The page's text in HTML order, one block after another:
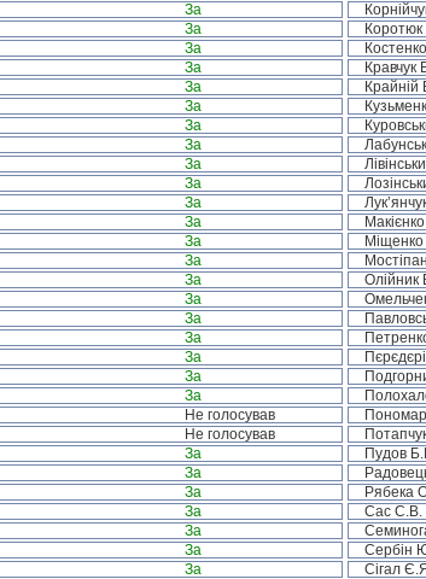
За
За Коротюк
За
За Кравчук
За Крайній
За
За
За
За
За
За
За
За
За
За Олійник
За
За
За
За
За
За
Не голосував
Не голосував
За Пудов
За
За Рябека
За Сас С.В.
За
За Сербін
За Сігал